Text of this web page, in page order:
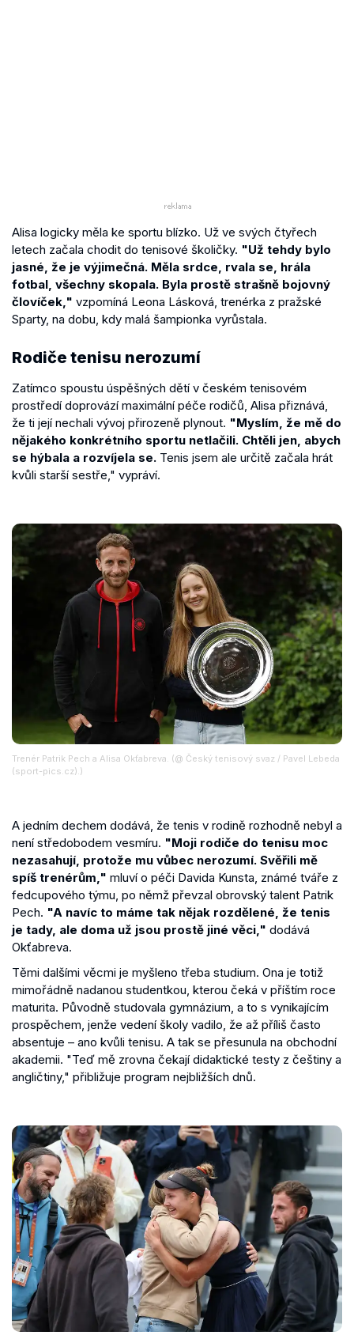
Alisa logicky měla ke sportu blízko. Už ve svých čtyřech
letech začala chodit do tenisové školičky. "Už tehdy bylo
jasné, že je výjimečná. Měla srdce, rvala se, hrála
fotbal, všechny skopala. Byla prostě strašně bojovný
človíček," vzpomíná Leona Lásková, trenérka z pražské
Sparty, na dobu, kdy malá šampionka vyrůstala.
Rodiče tenisu nerozumí
Zatímco spoustu úspěšných dětí v českém tenisovém
prostředí doprovází maximální péče rodičů, Alisa přiznává,
že ti její nechali vývoj přirozeně plynout. "Myslím, že mě do
nějakého konkrétního sportu netlačili. Chtěli jen, abych
se hýbala a rozvíjela se. Tenis jsem ale určitě začala hrát
kvůli starší sestře," vypráví.
Trenér Patrik Pech a Alisa Okťabreva. (@ Český tenisový svaz / Pavel Lebeda
(sport-pics.cz).)
A jedním dechem dodává, že tenis v rodině rozhodně nebyl a
není středobodem vesmíru. "Moji rodiče do tenisu moc
nezasahují, protože mu vůbec nerozumí. Svěřili mě
spíš trenérům," mluví o péči Davida Kunsta, známé tváře z
fedcupového týmu, po němž převzal obrovský talent Patrik
Pech. "A navíc to máme tak nějak rozdělené, že tenis
je tady, ale doma už jsou prostě jiné věci," dodává
Okťabreva.
Těmi dalšími věcmi je myšleno třeba studium. Ona je totiž
mimořádně nadanou studentkou, kterou čeká v příštím roce
maturita. Původně studovala gymnázium, a to s vynikajícím
prospěchem, jenže vedení školy vadilo, že až příliš často
absentuje – ano kvůli tenisu. A tak se přesunula na obchodní
akademii. "Teď mě zrovna čekají didaktické testy z češtiny a
angličtiny," přibližuje program nejbližších dnů.